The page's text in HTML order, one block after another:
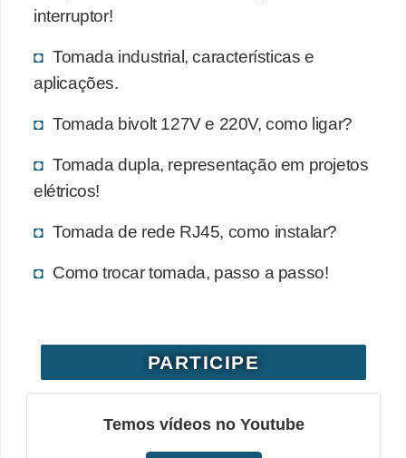
interruptor!
Tomada industrial, características e
aplicações.
Tomada bivolt 127V e 220V, como ligar?
Tomada dupla, representação em projetos
elétricos!
Tomada de rede RJ45, como instalar?
Como trocar tomada, passo a passo!
PARTICIPE
Temos vídeos no Youtube